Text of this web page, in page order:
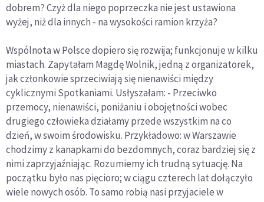
dobrem? Czyż dla niego poprzeczka nie jest ustawiona
wyżej, niż dla innych - na wysokości ramion krzyża?
Wspólnota w Polsce dopiero się rozwija; funkcjonuje w kilku
miastach. Zapytałam Magdę Wolnik, jedną z organizatorek,
jak członkowie sprzeciwiają się nienawiści między
cyklicznymi Spotkaniami. Usłyszałam: - Przeciwko
przemocy, nienawiści, poniżaniu i obojętności wobec
drugiego człowieka działamy przede wszystkim na co
dzień, w swoim środowisku. Przykładowo: w Warszawie
chodzimy z kanapkami do bezdomnych, coraz bardziej się z
nimi zaprzyjaźniając. Rozumiemy ich trudną sytuację. Na
początku było nas pięcioro; w ciągu czterech lat dołączyło
wiele nowych osób. To samo robią nasi przyjaciele w